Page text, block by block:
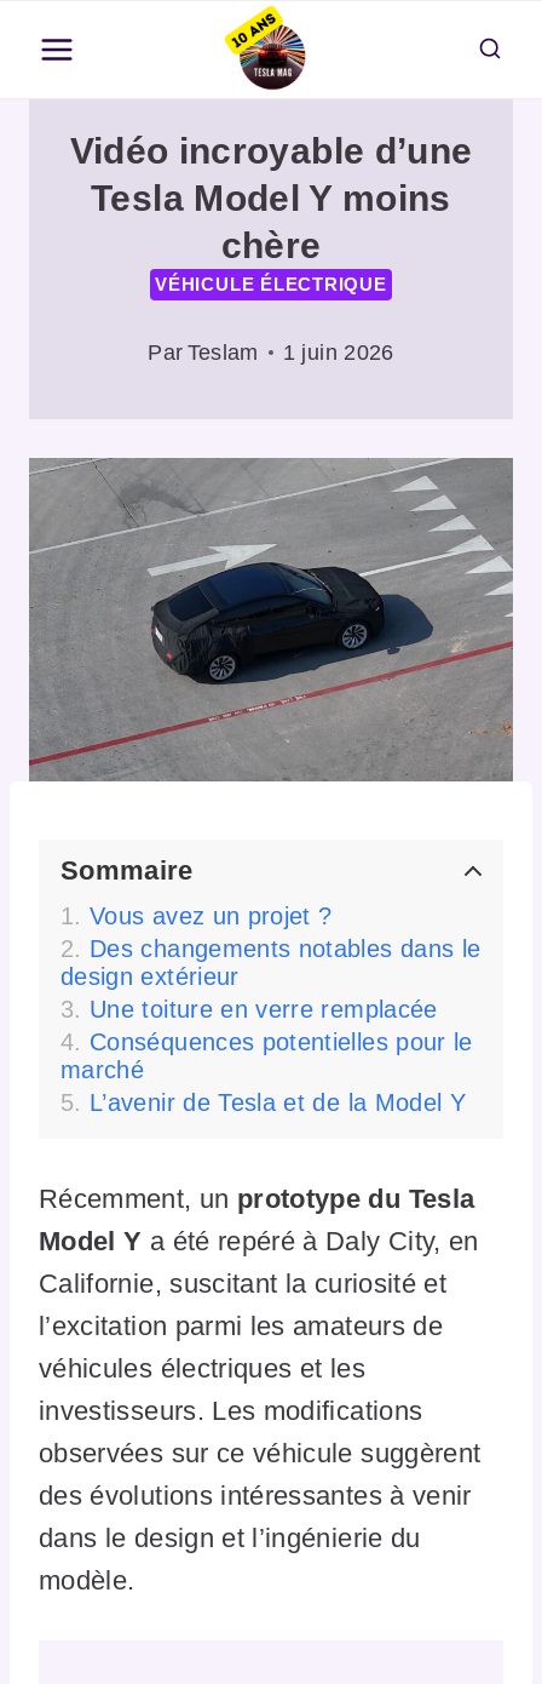
contenu
Vidéo incroyable d’une
Tesla Model Y moins
chère
VÉHICULE ÉLECTRIQUE
Par Teslam 1 juin 2026
Sommaire
Vous avez un projet ?
Des changements notables dans le
design extérieur
Une toiture en verre remplacée
Conséquences potentielles pour le
marché
L’avenir de Tesla et de la Model Y
Récemment, un prototype du Tesla
Model Y a été repéré à Daly City, en
Californie, suscitant la curiosité et
l’excitation parmi les amateurs de
véhicules électriques et les
investisseurs. Les modifications
observées sur ce véhicule suggèrent
des évolutions intéressantes à venir
dans le design et l’ingénierie du
modèle.